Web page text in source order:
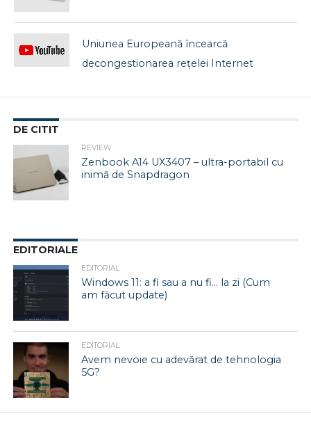
Uniunea Europeană încearcă
decongestionarea rețelei Internet
DE CITIT
REVIEW
Zenbook A14 UX3407 – ultra-portabil cu
inimă de Snapdragon
EDITORIALE
EDITORIAL
Windows 11: a fi sau a nu fi… la zi (Cum
am făcut update)
EDITORIAL
Avem nevoie cu adevărat de tehnologia
5G?